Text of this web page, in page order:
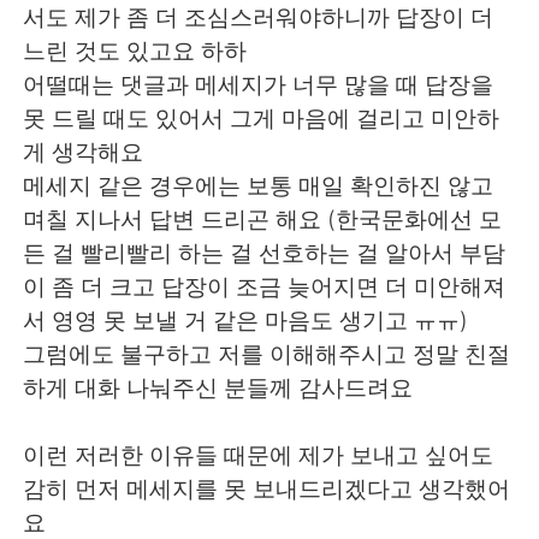
서도 제가 좀 더 조심스러워야하니까 답장이 더
느린 것도 있고요 하하
어떨때는 댓글과 메세지가 너무 많을 때 답장을
못 드릴 때도 있어서 그게 마음에 걸리고 미안하
게 생각해요
메세지 같은 경우에는 보통 매일 확인하진 않고
며칠 지나서 답변 드리곤 해요 (한국문화에선 모
든 걸 빨리빨리 하는 걸 선호하는 걸 알아서 부담
이 좀 더 크고 답장이 조금 늦어지면 더 미안해져
서 영영 못 보낼 거 같은 마음도 생기고 ㅠㅠ)
그럼에도 불구하고 저를 이해해주시고 정말 친절
하게 대화 나눠주신 분들께 감사드려요
이런 저러한 이유들 때문에 제가 보내고 싶어도
감히 먼저 메세지를 못 보내드리겠다고 생각했어
요